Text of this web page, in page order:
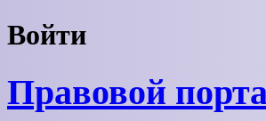
Войти
Правовой